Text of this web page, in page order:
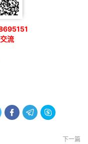
流
  
下一篇